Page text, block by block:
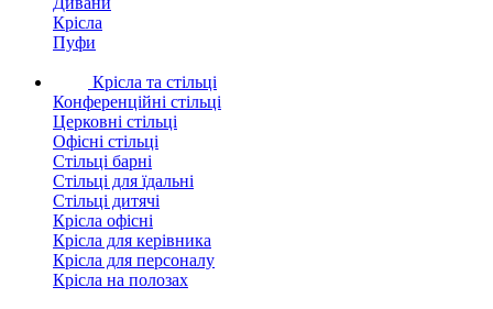
Крісла
Пуфи
Крісла та стільці
Конференційні стільці
Церковні стільці
Офісні стільці
Стільці барні
Стільці для їдальні
Стільці дитячі
Крісла офісні
Крісла для керівника
Крісла для персоналу
Крісла на полозах